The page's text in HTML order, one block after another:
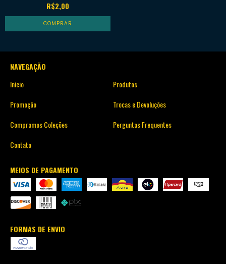
R$2,00
NAVEGAÇÃO
Início
Produtos
Promoção
Trocas e Devoluções
Compramos Coleções
Perguntas Frequentes
Contato
MEIOS DE PAGAMENTO
FORMAS DE ENVIO